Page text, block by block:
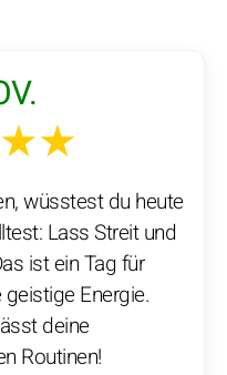
wüsstest du heute
Lass Streit und
ist ein Tag für
Energie.
deine
Routinen!